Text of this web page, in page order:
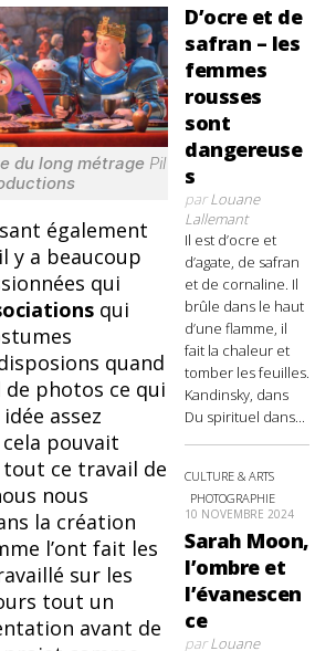
du long métrage Pil
également
y a beaucoup
qui
qui
quand
de photos ce qui
assez
pouvait
ce travail de
nous
la création
l’ont fait les
sur les
tout un
avant de
D’ocre et de
safran – les
femmes
rousses
sont
dangereuse
s
parLouane
Lallemant
Il est d’ocre et
d’agate, de safran
et de cornaline. Il
brûle dans le haut
d’une flamme, il
fait la chaleur et
tomber les feuilles.
Kandinsky, dans
Du spirituel dans...
CULTURE & ARTS
PHOTOGRAPHIE
10 NOVEMBRE 2024
Sarah Moon,
l’ombre et
l’évanescen
ce
parLouane